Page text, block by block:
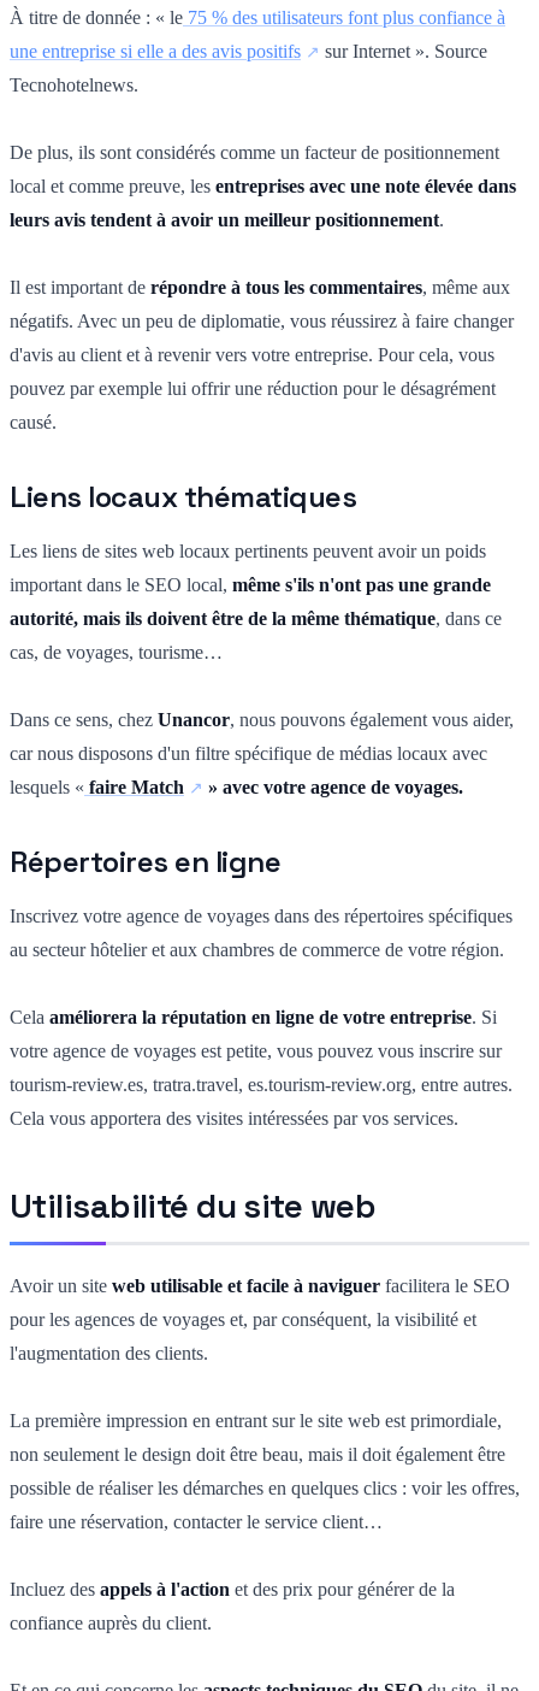
À titre de donnée : « le 75 % des utilisateurs font plus confiance à
une entreprise si elle a des avis positifs
sur Internet ». Source
Tecnohotelnews.
De plus, ils sont considérés comme un facteur de positionnement
local et comme preuve, les entreprises avec une note élevée dans
leurs avis tendent à avoir un meilleur positionnement.
Il est important de répondre à tous les commentaires, même aux
négatifs. Avec un peu de diplomatie, vous réussirez à faire changer
d'avis au client et à revenir vers votre entreprise. Pour cela, vous
pouvez par exemple lui offrir une réduction pour le désagrément
causé.
Liens locaux thématiques
Les liens de sites web locaux pertinents peuvent avoir un poids
important dans le SEO local, même s'ils n'ont pas une grande
autorité, mais ils doivent être de la même thématique, dans ce
cas, de voyages, tourisme…
Dans ce sens, chez Unancor, nous pouvons également vous aider,
car nous disposons d'un filtre spécifique de médias locaux avec
lesquels « faire Match » avec votre agence de voyages.
Répertoires en ligne
Inscrivez votre agence de voyages dans des répertoires spécifiques
au secteur hôtelier et aux chambres de commerce de votre région.
Cela améliorera la réputation en ligne de votre entreprise. Si
votre agence de voyages est petite, vous pouvez vous inscrire sur
tourism-review.es, tratra.travel, es.tourism-review.org, entre autres.
Cela vous apportera des visites intéressées par vos services.
Utilisabilité du site web
Avoir un site web utilisable et facile à naviguer facilitera le SEO
pour les agences de voyages et, par conséquent, la visibilité et
l'augmentation des clients.
La première impression en entrant sur le site web est primordiale,
non seulement le design doit être beau, mais il doit également être
possible de réaliser les démarches en quelques clics : voir les offres,
faire une réservation, contacter le service client…
Incluez des appels à l'action et des prix pour générer de la
confiance auprès du client.